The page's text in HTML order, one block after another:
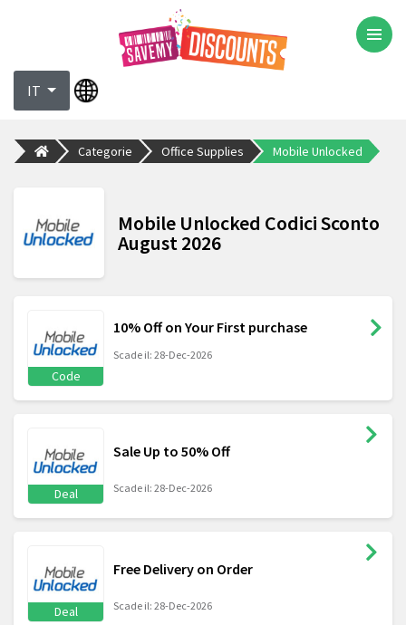
IT
Categorie Office Supplies Mobile Unlocked
Mobile Unlocked Codici Sconto
August 2026
Code
10% Off on Your First purchase
Scade il: 28-Dec-2026
Deal
Sale Up to 50% Off
Scade il: 28-Dec-2026
Deal
Free Delivery on Order
Scade il: 28-Dec-2026